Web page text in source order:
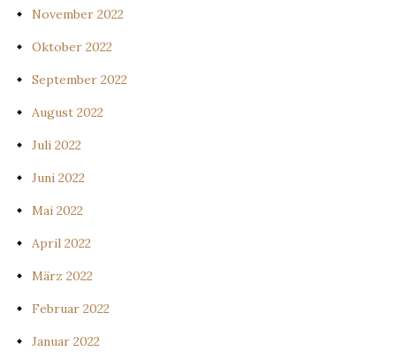
November 2022
Oktober 2022
September 2022
August 2022
Juli 2022
Juni 2022
Mai 2022
April 2022
März 2022
Februar 2022
Januar 2022